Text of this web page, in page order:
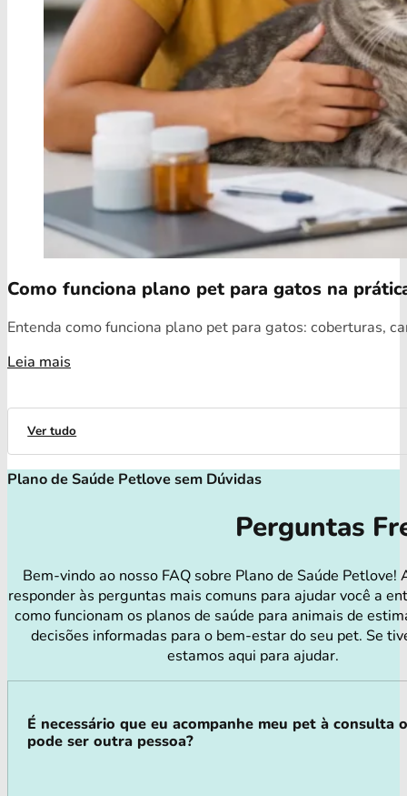
Como funciona plano pet para gatos na
Entenda como funciona plano pet para gatos: coberturas,
Leia mais
Ver tudo
Plano de Saúde Petlove sem Dúvidas
Perguntas
Bem-vindo ao nosso FAQ sobre Plano de Saúde Petlove!
responder às perguntas mais comuns para ajudar você a
como funcionam os planos de saúde para animais de
decisões informadas para o bem-estar do seu pet. Se
estamos aqui para ajudar.
É necessário que eu acompanhe meu pet à consulta
pode ser outra pessoa?